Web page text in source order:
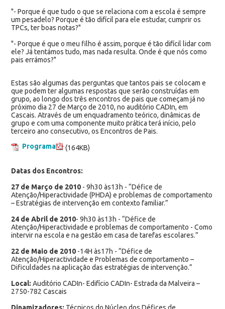
"- Porque é que tudo o que se relaciona com a escola é sempre
um pesadelo? Porque é tão difícil para ele estudar, cumprir os
TPCs, ter boas notas?"
"- Porque é que o meu filho é assim, porque é tão difícil lidar com
ele? Já tentámos tudo, mas nada resulta. Onde é que nós como
pais errámos?"
Estas são algumas das perguntas que tantos pais se colocam e
que podem ter algumas respostas que serão construídas em
grupo, ao longo dos três encontros de pais que começam já no
próximo dia 27 de Março de 2010, no auditório CADIn, em
Cascais. Através de um enquadramento teórico, dinâmicas de
grupo e com uma componente muito prática terá início, pelo
terceiro ano consecutivo, os Encontros de Pais.
Programa
(164KB)
Datas dos Encontros:
27 de Março de 2010- 9h30 às13h - “Défice de
Atenção/Hiperactividade (PHDA) e problemas de comportamento
– Estratégias de intervenção em contexto familiar.”
24 de Abril de 2010- 9h30 às13h - “Défice de
Atenção/Hiperactividade e problemas de comportamento - Como
intervir na escola e na gestão em casa de tarefas escolares.”
22 de Maio de 2010-14H às17h - “Défice de
Atenção/Hiperactividade e Problemas de comportamento –
Dificuldades na aplicação das estratégias de intervenção.”
Local: Auditório CADIn- Edifício CADIn- Estrada da Malveira –
2750-782 Cascais
Dinamizadores: Técnicos do Núcleo dos Défices de